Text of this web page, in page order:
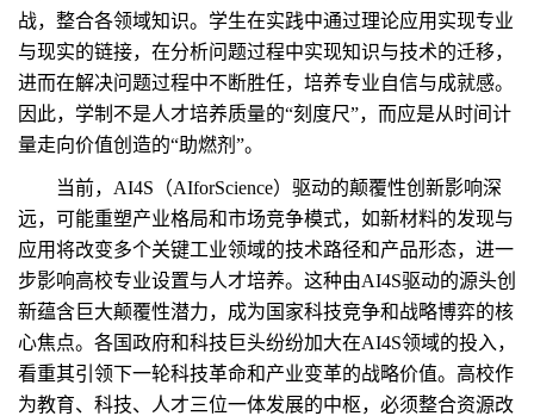
战，整合各领域知识。学生在实践中通过理论应用实现专业
与现实的链接，在分析问题过程中实现知识与技术的迁移，
进而在解决问题过程中不断胜任，培养专业自信与成就感。
因此，学制不是人才培养质量的“刻度尺”，而应是从时间计
量走向价值创造的“助燃剂”。
当前，AI4S（AIforScience）驱动的颠覆性创新影响深
远，可能重塑产业格局和市场竞争模式，如新材料的发现与
应用将改变多个关键工业领域的技术路径和产品形态，进一
步影响高校专业设置与人才培养。这种由AI4S驱动的源头创
新蕴含巨大颠覆性潜力，成为国家科技竞争和战略博弈的核
心焦点。各国政府和科技巨头纷纷加大在AI4S领域的投入，
看重其引领下一轮科技革命和产业变革的战略价值。高校作
为教育、科技、人才三位一体发展的中枢，必须整合资源改